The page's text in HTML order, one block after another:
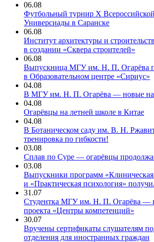
06.08
Футбольный турнир X
Универсиады в Саранске
06.08
Институт архитектуры и
в создании «Сквера строителей»
06.08
Выпускница МГУ им. Н. П. Огарёва
в Образовательном центре «Сириус»
04.08
В МГУ им. Н. П. Огарёва — новые
04.08
Огарёвцы на летней школе в Китае
04.08
В Ботаническом саду им. В. Н.
тренировка по гибкости!
03.08
Сплав по Суре — огарёвцы
03.08
Выпускники программ «Клиническая
и «Практическая психология»
31.07
Студентка МГУ им. Н. П. Огарёва — в
проекта «Центры компетенций»
30.07
Вручены сертификаты слушателям
отделения для иностранных граждан